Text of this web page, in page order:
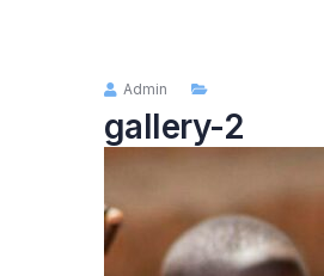
Admin
gallery-2